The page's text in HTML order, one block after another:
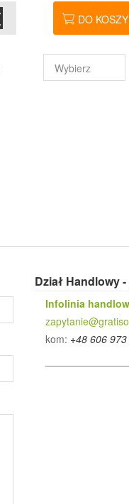
DO
Dział Handlowy
Infolinia
kom: +48 606